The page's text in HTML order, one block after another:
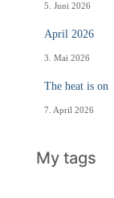
5. Juni 2026
April 2026
3. Mai 2026
The heat is on
7. April 2026
My tags